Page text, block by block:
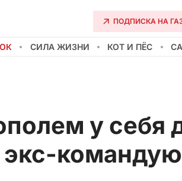
ПОДПИСКА НА
СИЛА ЖИЗНИ КОТ И ПЁС
у себя